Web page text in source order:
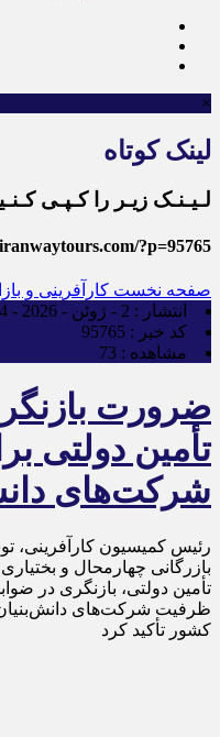
×
لینک کوتاه
لـیـنـک زیـر را کـپـی
?p=95765
صفحه نخست کارآفرینی و
انتشار : 2 - ژوئن - 2026 - 13:14
کد خبر : 95765
مشاهده : 73
ضرورت
تأمین دولتی
شرکت‌های
رئیس کمیسیون کارآفرینی،
بازرگانی چهارمحال و
تأمین دولتی، بازنگری در
ظرفیت شرکت‌های
کشور تأکید کرد